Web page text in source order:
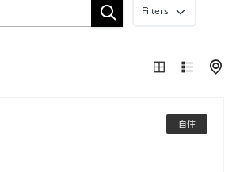
Filters
自住